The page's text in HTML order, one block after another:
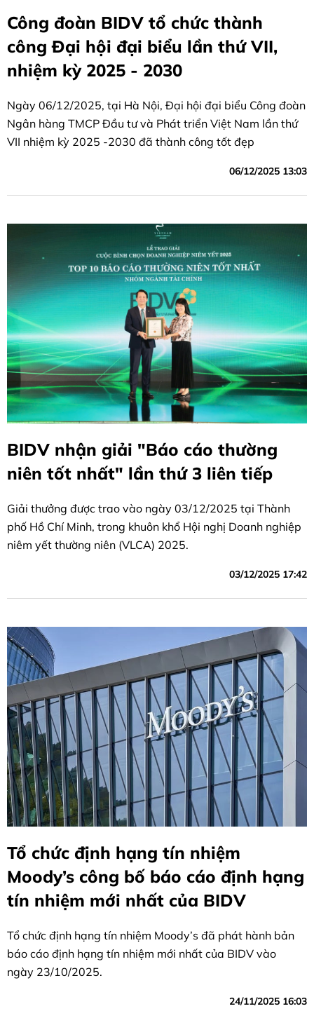
Công đoàn BIDV tổ chức thành
công Đại hội đại biểu lần thứ VII,
nhiệm kỳ 2025 - 2030
Ngày 06/12/2025, tại Hà Nội, Đại hội đại biểu Công đoàn
Ngân hàng TMCP Đầu tư và Phát triển Việt Nam lần thứ
VII nhiệm kỳ 2025 -2030 đã thành công tốt đẹp
06/12/2025 13:03
BIDV nhận giải "Báo cáo thường
niên tốt nhất" lần thứ 3 liên tiếp
Giải thưởng được trao vào ngày 03/12/2025 tại Thành
phố Hồ Chí Minh, trong khuôn khổ Hội nghị Doanh nghiệp
niêm yết thường niên (VLCA) 2025.
03/12/2025 17:42
Tổ chức định hạng tín nhiệm
Moody’s công bố báo cáo định hạng
tín nhiệm mới nhất của BIDV
Tổ chức định hạng tín nhiệm Moody’s đã phát hành bản
báo cáo định hạng tín nhiệm mới nhất của BIDV vào
ngày 23/10/2025.
24/11/2025 16:03